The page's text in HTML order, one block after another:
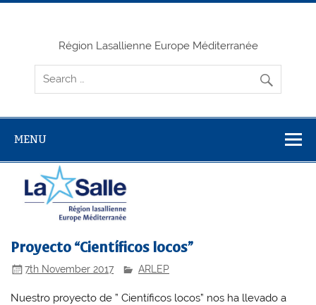
Skip
Région Lasallienne Europe Méditerranée
MENU
Proyecto “Científicos locos”
7th November 2017 ARLEP
Nuestro proyecto de ” Científicos locos” nos ha llevado a